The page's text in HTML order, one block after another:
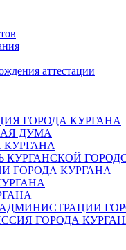
аттестации
ГОРОДА КУРГАНА
ДУМА
КУРГАНСКОЙ
ГОРОДА КУРГАНА
ГОРОДА